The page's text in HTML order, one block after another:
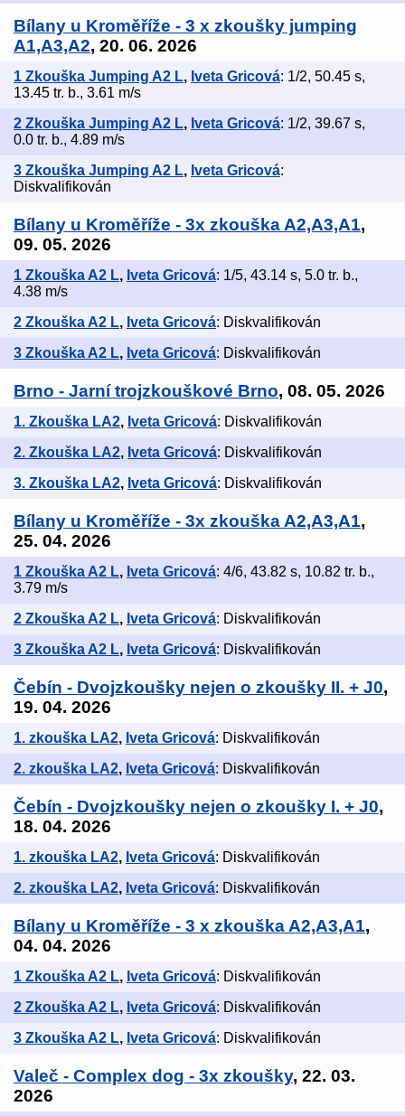
Bílany u Kroměříže - 3 x zkoušky jumping
A1,A3,A2, 20. 06. 2026
1 Zkouška Jumping A2 L, Iveta Gricová: 1/2, 50.45 s,
13.45 tr. b., 3.61 m/s
2 Zkouška Jumping A2 L, Iveta Gricová: 1/2, 39.67 s,
0.0 tr. b., 4.89 m/s
3 Zkouška Jumping A2 L, Iveta Gricová:
Diskvalifikován
Bílany u Kroměříže - 3x zkouška A2,A3,A1,
09. 05. 2026
1 Zkouška A2 L, Iveta Gricová: 1/5, 43.14 s, 5.0 tr. b.,
4.38 m/s
2 Zkouška A2 L, Iveta Gricová: Diskvalifikován
3 Zkouška A2 L, Iveta Gricová: Diskvalifikován
Brno - Jarní trojzkouškové Brno, 08. 05. 2026
1. Zkouška LA2, Iveta Gricová: Diskvalifikován
2. Zkouška LA2, Iveta Gricová: Diskvalifikován
3. Zkouška LA2, Iveta Gricová: Diskvalifikován
Bílany u Kroměříže - 3x zkouška A2,A3,A1,
25. 04. 2026
1 Zkouška A2 L, Iveta Gricová: 4/6, 43.82 s, 10.82 tr. b.,
3.79 m/s
2 Zkouška A2 L, Iveta Gricová: Diskvalifikován
3 Zkouška A2 L, Iveta Gricová: Diskvalifikován
Čebín - Dvojzkoušky nejen o zkoušky II. + J0,
19. 04. 2026
1. zkouška LA2, Iveta Gricová: Diskvalifikován
2. zkouška LA2, Iveta Gricová: Diskvalifikován
Čebín - Dvojzkoušky nejen o zkoušky I. + J0,
18. 04. 2026
1. zkouška LA2, Iveta Gricová: Diskvalifikován
2. zkouška LA2, Iveta Gricová: Diskvalifikován
Bílany u Kroměříže - 3 x zkouška A2,A3,A1,
04. 04. 2026
1 Zkouška A2 L, Iveta Gricová: Diskvalifikován
2 Zkouška A2 L, Iveta Gricová: Diskvalifikován
3 Zkouška A2 L, Iveta Gricová: Diskvalifikován
Valeč - Complex dog - 3x zkoušky, 22. 03.
2026